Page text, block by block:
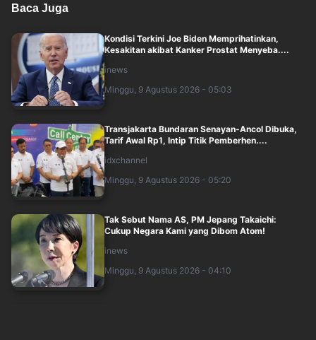
Baca Juga
Kondisi Terkini Joe Biden Memprihatinkan,
Kesakitan akibat Kanker Prostat Menyeba....
inews
Minggu, 9 Agustus 2026 - 05:03
Transjakarta Bundaran Senayan-Ancol Dibuka,
Tarif Awal Rp1, Intip Titik Pemberhen....
idxchannel
Minggu, 9 Agustus 2026 - 05:20
Tak Sebut Nama AS, PM Jepang Takaichi:
Cukup Negara Kami yang Dibom Atom!
inews
Minggu, 9 Agustus 2026 - 04:10